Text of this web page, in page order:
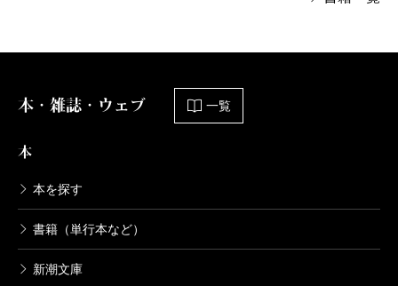
本・雑誌・ウェブ 一覧
本
本を探す
書籍（単行本など）
新潮文庫